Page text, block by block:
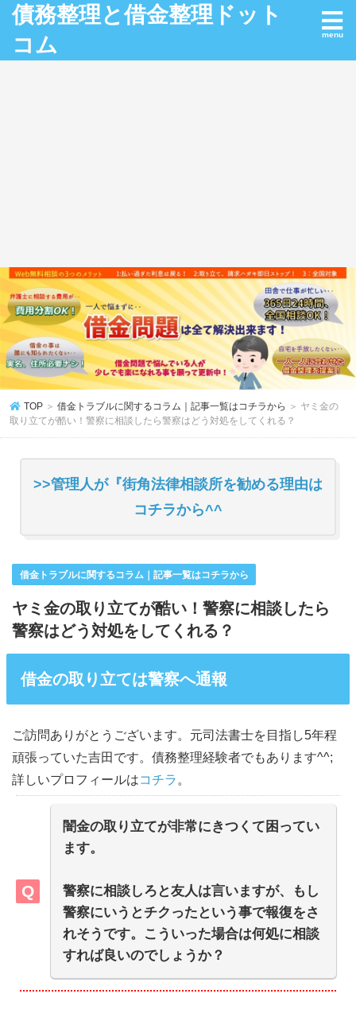
債務整理と借金整理ドット
コム
TOP ＞借金トラブルに関するコラム｜記事一覧はコチラから ＞ ヤミ金の
取り立てが酷い！警察に相談したら警察はどう対処をしてくれる？
>>管理人が『街角法律相談所を勧める理由は
コチラから^^
借金トラブルに関するコラム｜記事一覧はコチラから
ヤミ金の取り立てが酷い！警察に相談したら
警察はどう対処をしてくれる？
借金の取り立ては警察へ通報
ご訪問ありがとうございます。元司法書士を目指し5年程
頑張っていた吉田です。債務整理経験者でもあります^^;
詳しいプロフィールはコチラ 。
闇金の取り立てが非常にきつくて困ってい
ます。
警察に相談しろと友人は言いますが、もし
警察にいうとチクったという事で報復をさ
れそうです。こういった場合は何処に相談
すれば良いのでしょうか？